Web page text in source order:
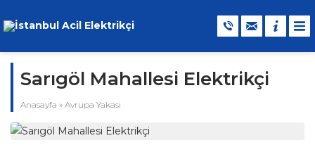
Sarıgöl Mahallesi Elektrikçi
Anasayfa » Avrupa Yakası